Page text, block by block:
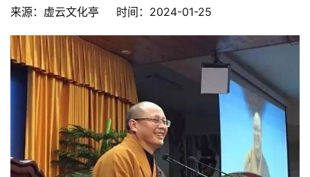
来源：虚云文化亭     时间：2024-01-25